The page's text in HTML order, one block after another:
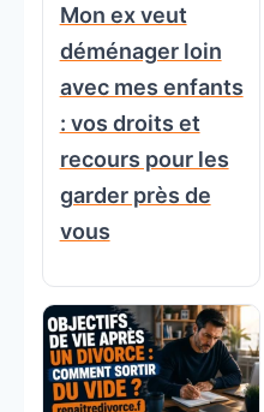
Mon ex veut
déménager loin
avec mes enfants
: vos droits et
recours pour les
garder près de
vous